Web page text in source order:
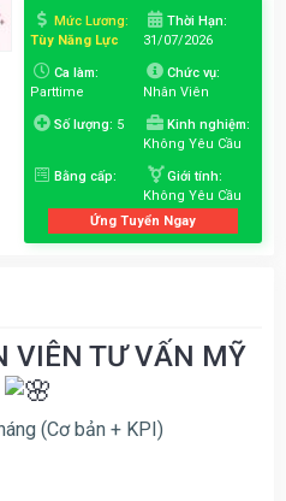
Mức Lương:
Tùy Năng Lực
Thời Hạn:
31/07/2026
Ca làm:
Parttime
Chức vụ:
Nhân Viên
Số lượng: 5
Kinh nghiệm:
Không Yêu Cầu
Bằng cấp:
Giới tính:
Không Yêu Cầu
Ứng Tuyển Ngay
VIÊN TƯ VẤN MỸ
(Cơ bản + KPI)